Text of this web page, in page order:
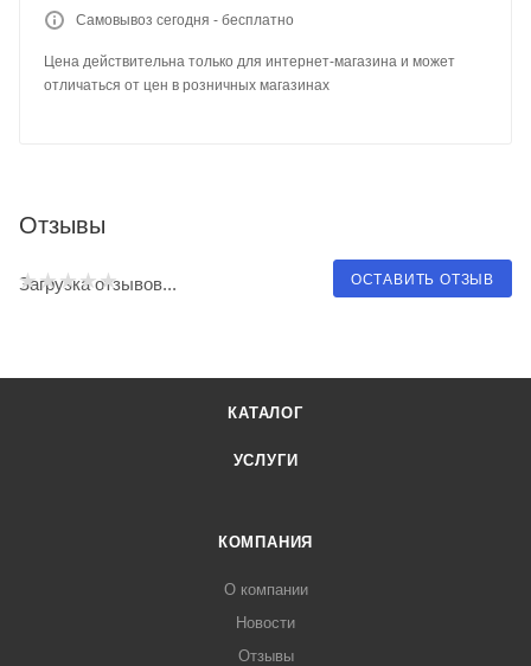
Самовывоз сегодня - бесплатно
Цена действительна только для интернет-магазина и может
отличаться от цен в розничных магазинах
Отзывы
ОСТАВИТЬ ОТЗЫВ
Загрузка отзывов...
КАТАЛОГ
УСЛУГИ
КОМПАНИЯ
О компании
Новости
Отзывы